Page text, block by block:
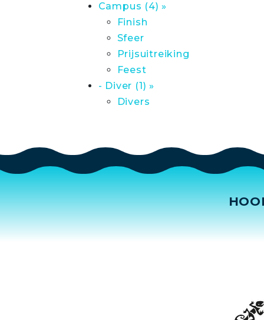
Campus (4) »
Finish
Sfeer
Prijsuitreiking
Feest
- Diver (1) »
Divers